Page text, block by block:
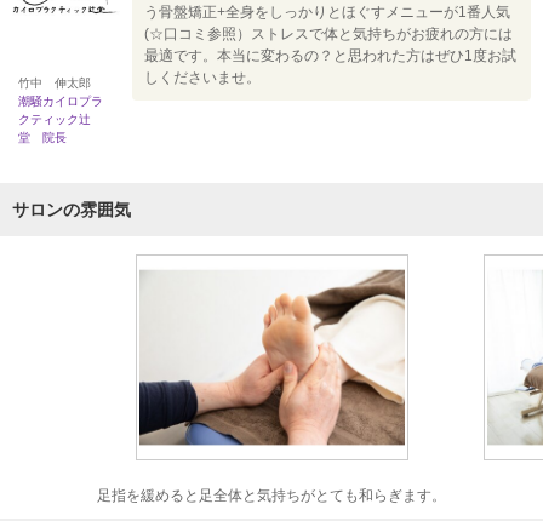
竹中 伸太郎
潮騒カイロプラ
クティック辻
堂 院長
う骨盤矯正+全身をしっかりとほぐすメニューが1番人気
(☆口コミ参照）ストレスで体と気持ちがお疲れの方には
最適です。本当に変わるの？と思われた方はぜひ1度お試
しくださいませ。
サロンの雰囲気
足指を緩めると足全体と気持ちがとても和らぎます。